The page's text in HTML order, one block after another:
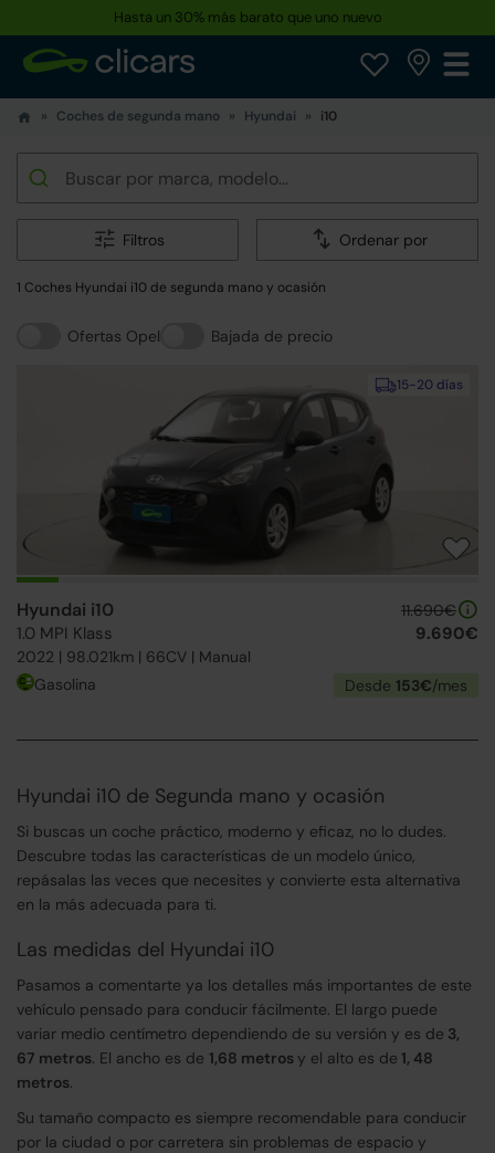
Hasta un 30% más barato que uno nuevo
Coches de segunda mano Hyundai i10
Filtros Ordenar por
1 Coches Hyundai i10 de segunda mano y ocasión
Ofertas Opel Bajada de precio
15-20 días
Hyundai i10
1.0 MPI Klass
2022 | 98.021km | 66CV | Manual
11.690€
9.690€
Gasolina Desde 153€/mes
Hyundai i10 de Segunda mano y ocasión
Si buscas un coche práctico, moderno y eficaz, no lo dudes.
Descubre todas las características de un modelo único,
repásalas las veces que necesites y convierte esta alternativa
en la más adecuada para ti.
Las medidas del Hyundai i10
Pasamos a comentarte ya los detalles más importantes de este
vehículo pensado para conducir fácilmente. El largo puede
variar medio centímetro dependiendo de su versión y es de 3,
67 metros. El ancho es de 1,68 metros y el alto es de 1, 48
metros.
Su tamaño compacto es siempre recomendable para conducir
por la ciudad o por carretera sin problemas de espacio y